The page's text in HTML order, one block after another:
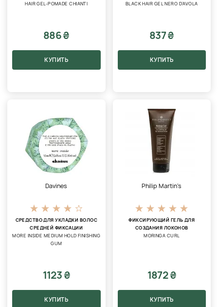
HAIR GEL-POMADE CHIANTI
886 ₴
КУПИТЬ
BLACK HAIR GEL NERO D’AVOLA
837 ₴
КУПИТЬ
Davines
СРЕДСТВО ДЛЯ УКЛАДКИ ВОЛОС
СРЕДНЕЙ ФИКСАЦИИ
MORE INSIDE MEDIUM HOLD FINISHING
GUM
1123 ₴
КУПИТЬ
Philip Martin’s
ФИКСИРУЮЩИЙ ГЕЛЬ ДЛЯ
СОЗДАНИЯ ЛОКОНОВ
MORINGA CURL
1872 ₴
КУПИТЬ